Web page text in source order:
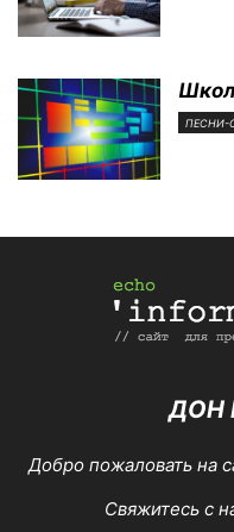
ПЕСНИ-
ДОН
Добро пожаловать на
Свяжитесь с